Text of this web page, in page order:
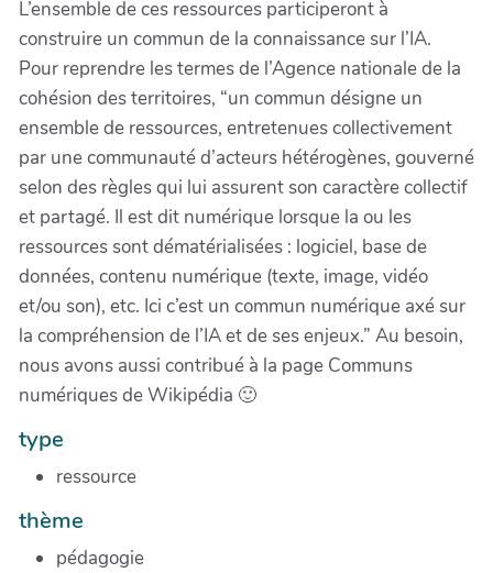
L’ensemble de ces ressources participeront à
construire un commun de la connaissance sur l’IA.
Pour reprendre les termes de l’Agence nationale de la
cohésion des territoires, “un commun désigne un
ensemble de ressources, entretenues collectivement
par une communauté d’acteurs hétérogènes, gouverné
selon des règles qui lui assurent son caractère collectif
et partagé. Il est dit numérique lorsque la ou les
ressources sont dématérialisées : logiciel, base de
données, contenu numérique (texte, image, vidéo
et/ou son), etc. Ici c’est un commun numérique axé sur
la compréhension de l’IA et de ses enjeux.” Au besoin,
nous avons aussi contribué à la page Communs
numériques de Wikipédia 🙂
type
ressource
thème
pédagogie